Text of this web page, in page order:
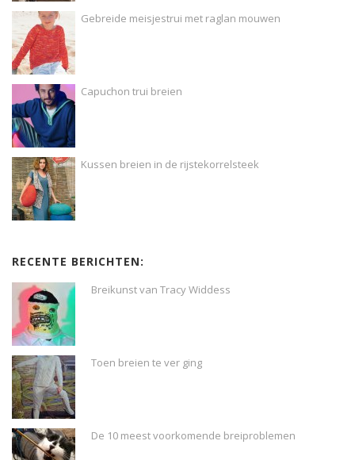
Gebreide meisjestrui met raglan mouwen
Capuchon trui breien
Kussen breien in de rijstekorrelsteek
RECENTE BERICHTEN:
Breikunst van Tracy Widdess
Toen breien te ver ging
De 10 meest voorkomende breiproblemen